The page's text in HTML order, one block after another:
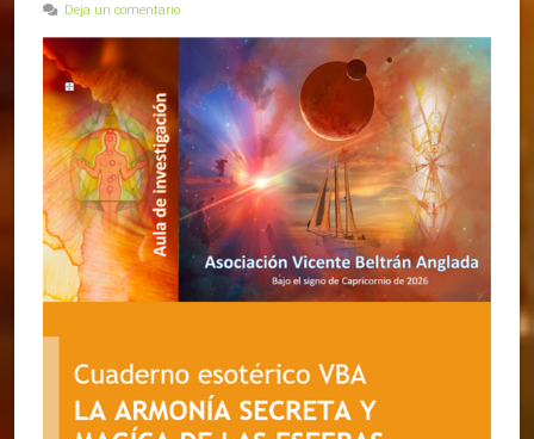
Deja un comentario